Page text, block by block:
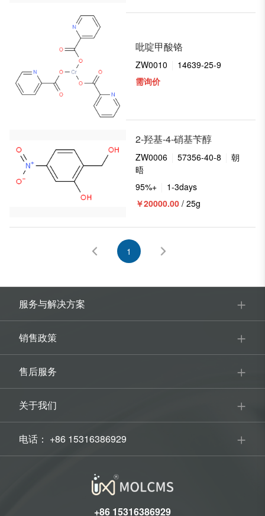
吡啶甲酸铬
ZW0010
14639-25-9
需询价
2-羟基-4-硝基苄醇
ZW0006 57356-40-8
朝
晤
95%+
1-3days
￥20000.00 / 25g
1
服务与解决方案
销售政策
售后服务
关于我们
电话： +86 15316386929
+86 15316386929